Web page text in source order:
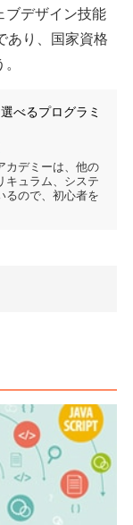
ブデザイン技能
あり、国家資格
べるプログラミ
カデミーは、他の
キュラム、システ
るので、初心者を